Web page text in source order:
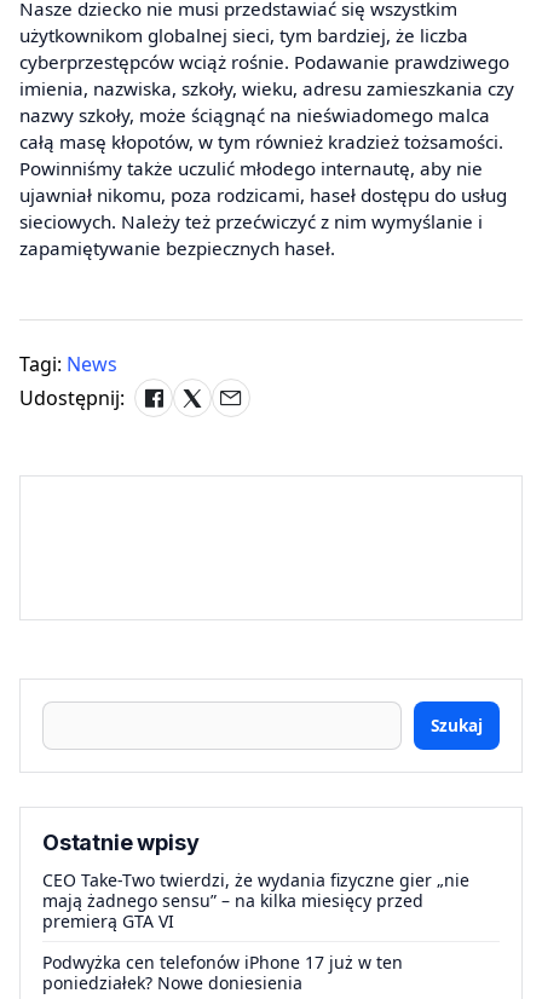
Nasze dziecko nie musi przedstawiać się wszystkim
użytkownikom globalnej sieci, tym bardziej, że liczba
cyberprzestępców wciąż rośnie. Podawanie prawdziwego
imienia, nazwiska, szkoły, wieku, adresu zamieszkania czy
nazwy szkoły, może ściągnąć na nieświadomego malca
całą masę kłopotów, w tym również kradzież tożsamości.
Powinniśmy także uczulić młodego internautę, aby nie
ujawniał nikomu, poza rodzicami, haseł dostępu do usług
sieciowych. Należy też przećwiczyć z nim wymyślanie i
zapamiętywanie bezpiecznych haseł.
Tagi: News
Udostępnij:
Szukaj
Ostatnie wpisy
CEO Take-Two twierdzi, że wydania fizyczne gier „nie
mają żadnego sensu” – na kilka miesięcy przed
premierą GTA VI
Podwyżka cen telefonów iPhone 17 już w ten
poniedziałek? Nowe doniesienia